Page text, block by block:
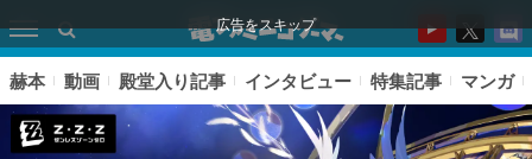
広告をスキップ
赫本 動画 殿堂入り記事 インタビュー 特集記事 マンガ